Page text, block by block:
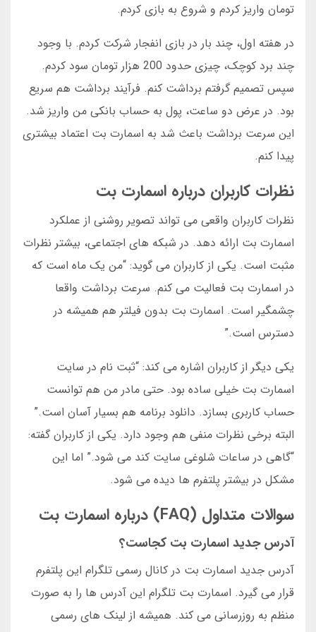
تومان واریز کردم و شروع به بازی کردم.
در هفته اول، چند بار در بازی انفجار شرکت کردم. با وجود
چند برد کوچک، چیزی حدود 200 هزار تومان سود کردم.
سپس تصمیم گرفتم برداشت کنم. فرآیند برداشت هم سریع
بود. در عرض دو ساعت، پول به حساب بانکی من واریز شد.
این سرعت برداشت باعث شد به اسمارت بت اعتماد بیشتری
پیدا کنم.
نظرات کاربران درباره اسمارت بت
نظرات کاربران واقعی می تواند تصویر روشنی از عملکرد
اسمارت بت ارائه دهد. در شبکه های اجتماعی، بیشتر نظرات
مثبت است. یکی از کاربران می گوید: “من یک ماه است که
در اسمارت بت فعالیت می کنم. سرعت برداشت واقعا
چشمگیر است. اسمارت بت بدون فیلتر هم همیشه در
دسترس است.”
یکی دیگر از کاربران اشاره می کند: “ثبت نام در سایت
اسمارت بت خیلی ساده بود. حتی مادر من هم توانست
حساب کاربری بسازد. دانلود برنامه هم بسیار آسان است.”
البته برخی نظرات منفی هم وجود دارد. یکی از کاربران گفته:
“گاهی در ساعات شلوغی سایت کند می شود.” اما این
مشکل در بیشتر پلتفرم ها دیده می شود.
سوالات متداول (FAQ) درباره اسمارت بت
آدرس جدید اسمارت بت کجاست؟
آدرس جدید اسمارت بت در کانال رسمی تلگرام این پلتفرم
قرار می گیرد. اسمارت بت تلگرام این آدرس ها را به صورت
منظم به روزرسانی می کند. همیشه از لینک های رسمی